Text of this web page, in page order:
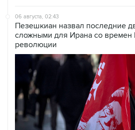
06 августа, 02:43
Пезешкиан назвал последние
сложными для Ирана со времен
революции